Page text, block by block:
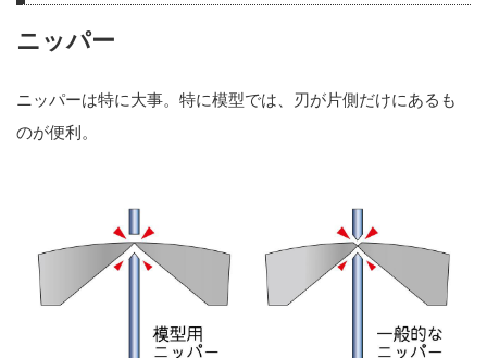
ニッパー
ニッパーは特に大事。特に模型では、刃が片側だけにあるも
のが便利。